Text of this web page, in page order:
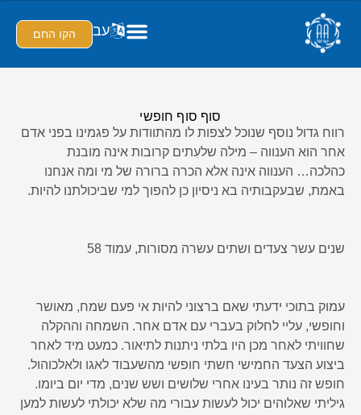
הקו החם עב
סוף סוף חופשי
רווח גדול נוסף שנוכל לצפות לו מהתוודות על פגמינו בפני אדם
אחר הוא הענווה – מילה שלעִתים קרובות אינה מובנת
כהלכה… הענווה אינה אלא הכרה ברורה של מי ומה אנחנו
באמת, שבעקבותיה בא ניסיון כן להפוך למי שביכולתנו להיות.
שנים עשר צעדים ושתים עשרה מסורות, עמוד 58
עמוק בתוכי ידעתי שאם ברצוני להיות אי פעם שמח, מאושר
וחופשי, עליי לחלוק בעברי עם אדם אחר. השמחה וההקלה
שחוויתי לאחר מכן היו בלתי ניתנות לתיאור. כמעט מיד לאחר
ביצוע הצעד החמישי חשתי חופשי מהשעבוד לאגו ולאלכוהול.
חופש זה נותר בעינו אחרי שלושים ושש שנים, מדי יום ביומו.
גיליתי שאלוהים יכול לעשות עבורי מה שלא יכולתי לעשות למען